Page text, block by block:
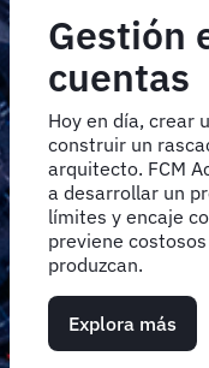
Gestión
cuentas
Hoy en día, crear
construir un
arquitecto. FCM
a desarrollar un
límites y encaje
previene
produzcan.
Explora más